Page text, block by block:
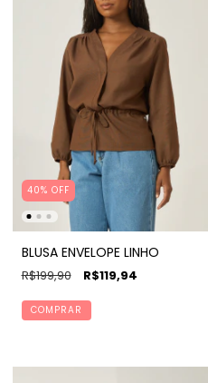
40% OFF
BLUSA ENVELOPE LINHO
R$199,90 R$119,94
COMPRAR